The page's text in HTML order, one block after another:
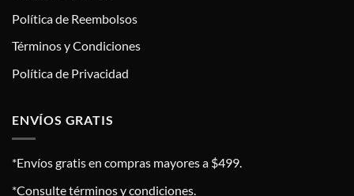
Política de Reembolsos
Términos y Condiciones
Política de Privacidad
ENVÍOS GRATIS
*Envíos gratis en compras mayores a $499.
*Consulte términos y condiciones.